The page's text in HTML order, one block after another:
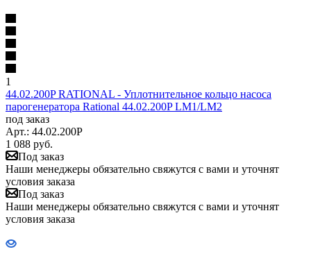
1
44.02.200P RATIONAL - Уплотнительное кольцо насоса
парогенератора Rational 44.02.200P LM1/LM2
под заказ
Арт.: 44.02.200P
1 088 руб.
Под заказ
Наши менеджеры обязательно свяжутся с вами и уточнят
условия заказа
Под заказ
Наши менеджеры обязательно свяжутся с вами и уточнят
условия заказа